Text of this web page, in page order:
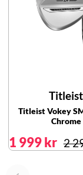
Titleist
Titleist Vokey
Chrome
1 999 kr 2